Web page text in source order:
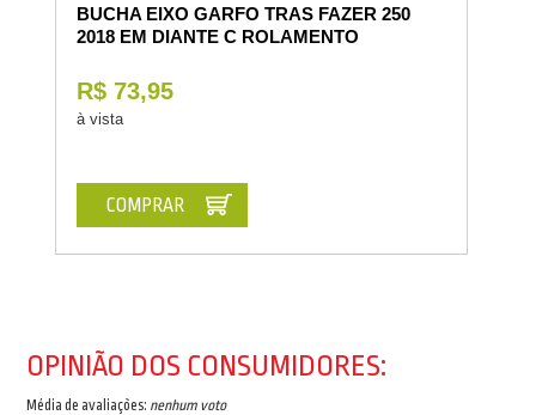
BUCHA EIXO GARFO TRAS FAZER 250
2018 EM DIANTE C ROLAMENTO
R$ 73,95
à vista
COMPRAR
OPINIÃO DOS CONSUMIDORES:
Média de avaliações: nenhum voto